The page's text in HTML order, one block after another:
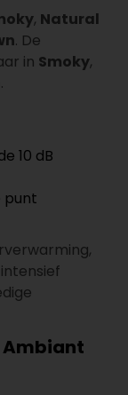
, Natural
. De
in Smoky,
.
10 dB
punt
Ambiant